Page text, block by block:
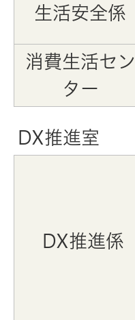
生活安全係
消費生活セン
ター
DX推進室
DX推進係